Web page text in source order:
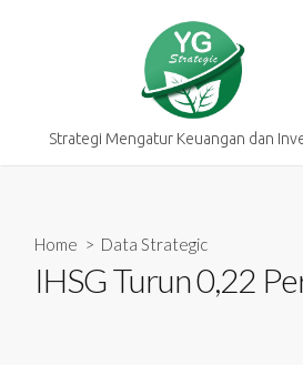
Strategi Mengatur Keuangan dan
Home > Data Strategic
IHSG Turun 0,22